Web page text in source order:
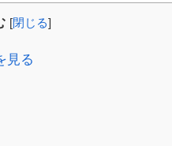
[閉じる]
見る